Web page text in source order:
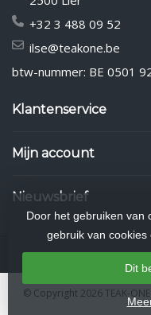
+32 3 488 09 52
ilse@teakone.be
btw-nummer: BE 0501
Klantenservice
Mijn account
Nieuwsbrief
Door het gebruiken van
gebruik van cookies
Dit
© Copyright 2026 TEAK-ONE